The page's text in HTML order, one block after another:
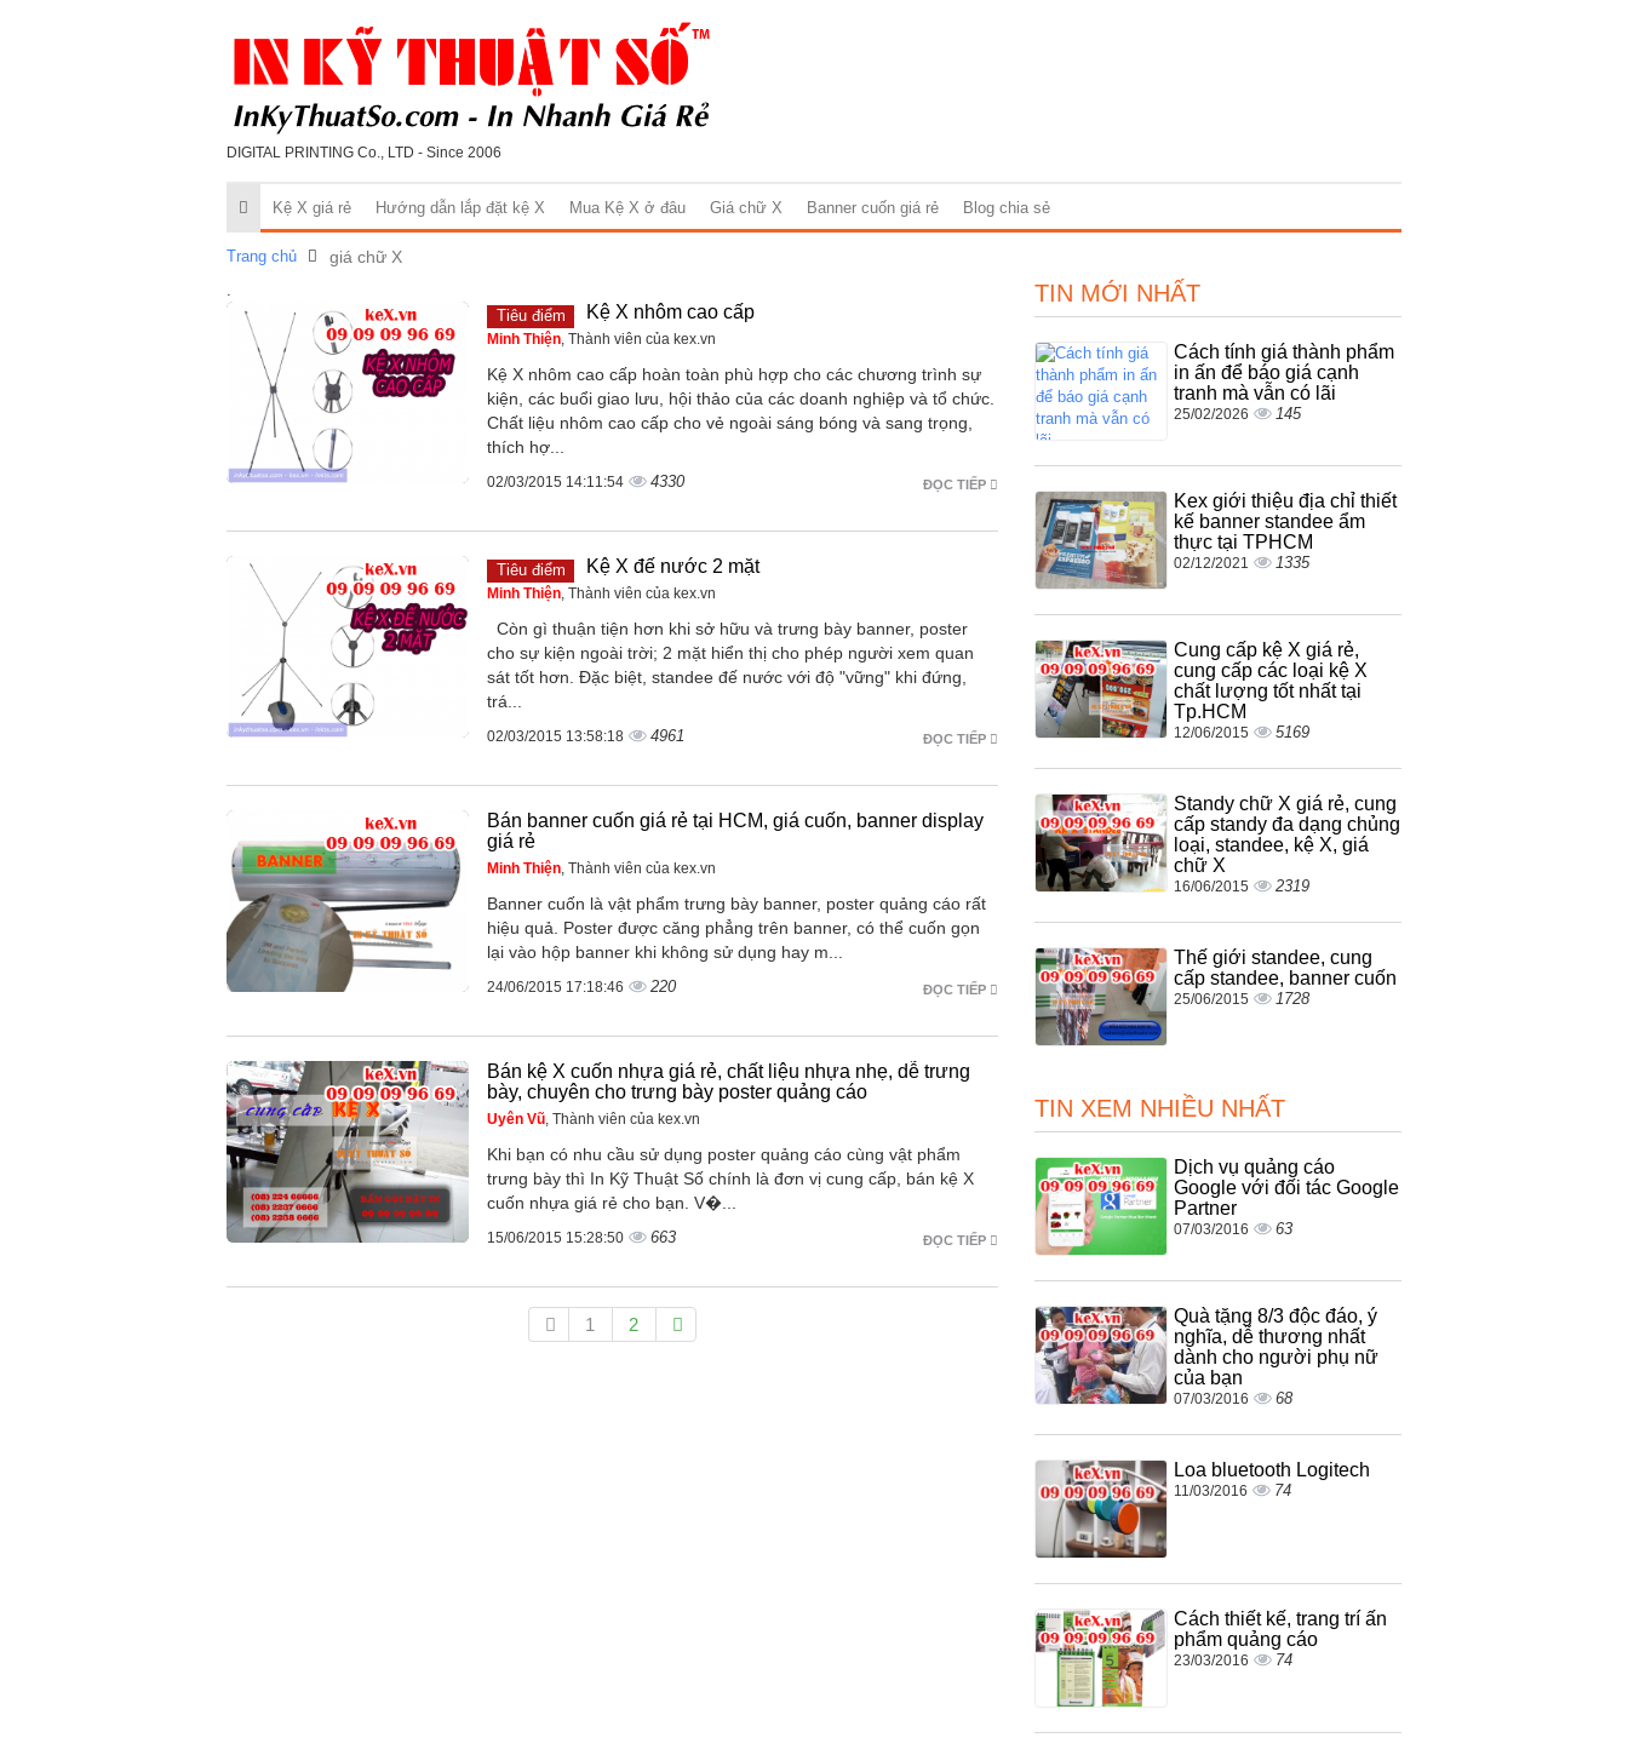
DIGITAL PRINTING Co., LTD - Since 2006
Kệ X giá rẻ Hướng dẫn lắp đặt kệ X Mua Kệ X ở đâu Giá chữ X Banner cuốn giá rẻ Blog chia sẻ
Trang chủ giá chữ X
Tiêu điểm
Kệ X nhôm cao cấp
Minh Thiện , Thành viên của kex.vn
Kệ X nhôm cao cấp hoàn toàn phù hợp cho các chương trình sự
kiện, các buổi giao lưu, hội thảo của các doanh nghiệp và tổ chức.
Chất liệu nhôm cao cấp cho vẻ ngoài sáng bóng và sang trọng,
thích hợ...
ĐỌC TIẾP
02/03/2015 14:11:54 4330
Tiêu điểm Kệ X đế nước 2 mặt
Minh Thiện , Thành viên của kex.vn
Còn gì thuận tiện hơn khi sở hữu và trưng bày banner, poster
cho sự kiện ngoài trời; 2 mặt hiển thị cho phép người xem quan
sát tốt hơn. Đặc biệt, standee đế nước với độ "vững" khi đứng,
trá...
ĐỌC TIẾP
02/03/2015 13:58:18 4961
Bán banner cuốn giá rẻ tại HCM, giá cuốn, banner display
giá rẻ
Minh Thiện , Thành viên của kex.vn
Banner cuốn là vật phẩm trưng bày banner, poster quảng cáo rất
hiệu quả. Poster được căng phẳng trên banner, có thể cuốn gọn
lại vào hộp banner khi không sử dụng hay m...
ĐỌC TIẾP
24/06/2015 17:18:46 220
Bán kệ X cuốn nhựa giá rẻ, chất liệu nhựa nhẹ, dễ trưng
bày, chuyên cho trưng bày poster quảng cáo
Uyên Vũ , Thành viên của kex.vn
Khi bạn có nhu cầu sử dụng poster quảng cáo cùng vật phẩm
trưng bày thì In Kỹ Thuật Số chính là đơn vị cung cấp, bán kệ X
cuốn nhựa giá rẻ cho bạn. V�...
ĐỌC TIẾP
15/06/2015 15:28:50 663
1 2
TIN MỚI NHẤT
Cách tính giá thành phẩm
in ấn để báo giá cạnh
tranh mà vẫn có lãi
25/02/2026 145
Kex giới thiệu địa chỉ thiết
kế banner standee ẩm
thực tại TPHCM
02/12/2021 1335
Cung cấp kệ X giá rẻ,
cung cấp các loại kệ X
chất lượng tốt nhất tại
Tp.HCM
12/06/2015 5169
Standy chữ X giá rẻ, cung
cấp standy đa dạng chủng
loại, standee, kệ X, giá
chữ X
16/06/2015 2319
Thế giới standee, cung
cấp standee, banner cuốn
25/06/2015 1728
TIN XEM NHIỀU NHẤT
Dịch vụ quảng cáo
Google với đối tác Google
Partner
07/03/2016 63
Quà tặng 8/3 độc đáo, ý
nghĩa, dễ thương nhất
dành cho người phụ nữ
của bạn
07/03/2016 68
Loa bluetooth Logitech
11/03/2016 74
Cách thiết kế, trang trí ấn
phẩm quảng cáo
23/03/2016 74